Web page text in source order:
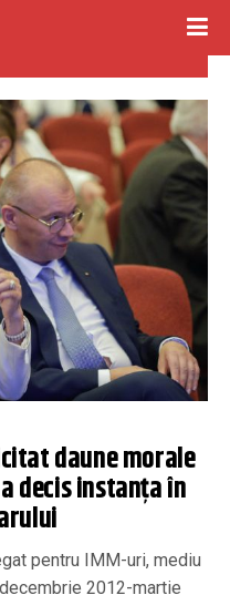
daune morale
decis instanța în
pentru IMM-uri, mediu
2012-martie